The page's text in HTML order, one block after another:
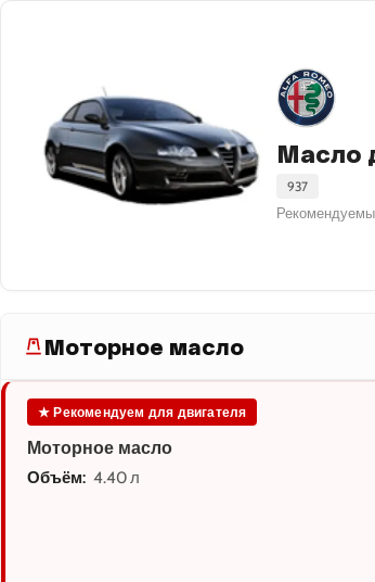
Масло
937
Моторное масло
★ Рекомендуем для двигателя
Моторное масло
Объём: 4.40 л